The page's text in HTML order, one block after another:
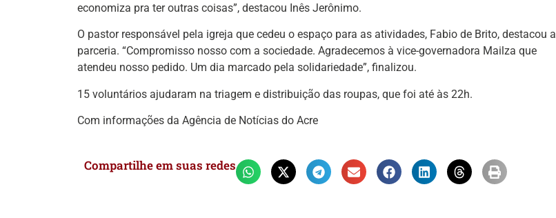
economiza pra ter outras coisas”, destacou Inês Jerônimo.
O pastor responsável pela igreja que cedeu o espaço para as atividades, Fabio de Brito, destacou a
parceria. “Compromisso nosso com a sociedade. Agradecemos à vice-governadora Mailza que
atendeu nosso pedido. Um dia marcado pela solidariedade”, finalizou.
15 voluntários ajudaram na triagem e distribuição das roupas, que foi até às 22h.
Com informações da Agência de Notícias do Acre
Compartilhe em suas redes